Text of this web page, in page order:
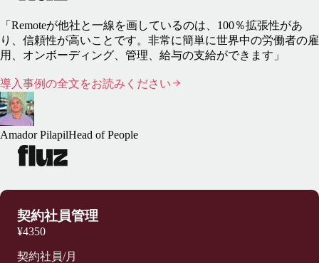
「Remoteが他社と一線を画しているのは、100％拡張性があ
り、信頼性が高いことです。非常に簡単に世界中の労働者の雇
用、オンボーディング、管理、給与の支給ができます」
導入事例の全文をお読みください
Amador PilapilHead of People
契約社員管理
¥4350
契約社員/月